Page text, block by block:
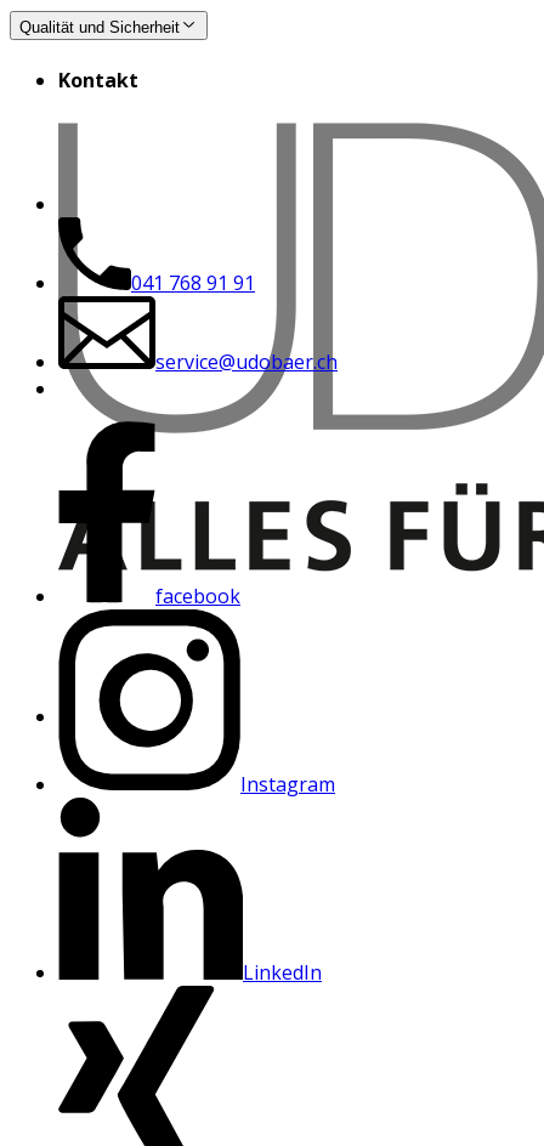
Qualität und Sicherheit
Kontakt
041 768 91 91
service@udobaer.ch
facebook
Instagram
LinkedIn